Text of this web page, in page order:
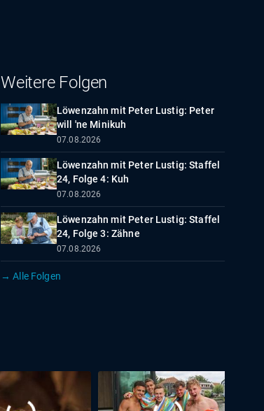
Weitere Folgen
Löwenzahn mit Peter Lustig: Peter
will 'ne Minikuh
07.08.2026
Löwenzahn mit Peter Lustig: Staffel
24, Folge 4: Kuh
07.08.2026
Löwenzahn mit Peter Lustig: Staffel
24, Folge 3: Zähne
07.08.2026
→ Alle Folgen